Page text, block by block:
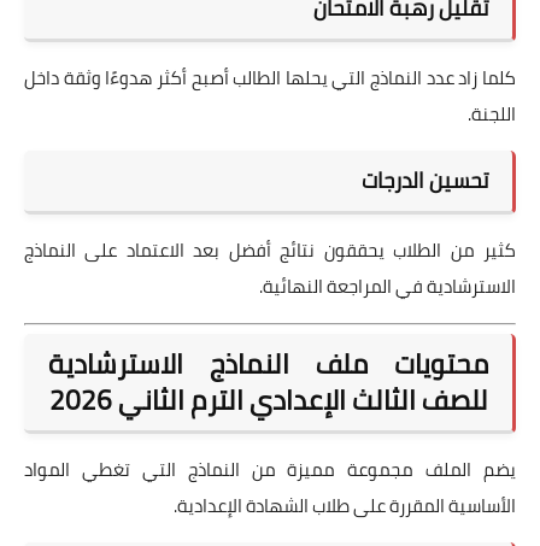
كلما زاد عدد النماذج التي يحلها الطالب أصبح أكثر هدوءًا وثقة داخل
اللجنة.
تحسين الدرجات
كثير من الطلاب يحققون نتائج أفضل بعد الاعتماد على النماذج
الاسترشادية في المراجعة النهائية.
محتويات ملف النماذج الاسترشادية
للصف الثالث الإعدادي الترم الثاني 2026
يضم الملف مجموعة مميزة من النماذج التي تغطي المواد
الأساسية المقررة على طلاب الشهادة الإعدادية.